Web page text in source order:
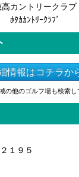
高カントリークラブ
ﾎﾀｶｶﾝﾄﾘｰｸﾗﾌﾞ
情報はコチラか
他のゴルフ場も検索し
１９５